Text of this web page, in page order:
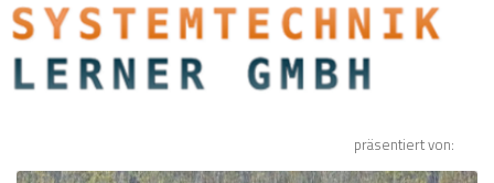
präsentiert von: